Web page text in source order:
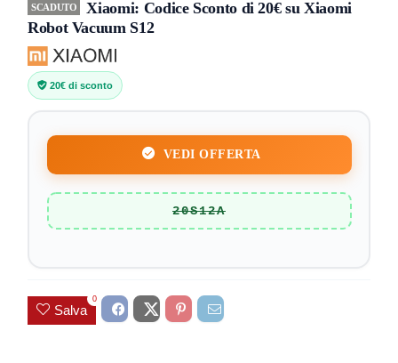
SCADUTO
Xiaomi: Codice Sconto di 20€ su Xiaomi
Robot Vacuum S12
20€ di sconto
VEDI OFFERTA
20S12A
Salva
0